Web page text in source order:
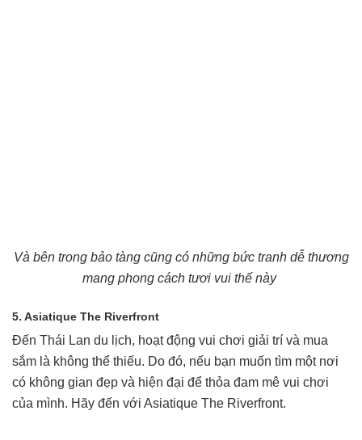
Và bên trong bảo tàng cũng có những bức tranh dễ thương
mang phong cách tươi vui thế này
5. Asiatique The Riverfront
Đến Thái Lan du lịch, hoạt động vui chơi giải trí và mua
sắm là không thể thiếu. Do đó, nếu bạn muốn tìm một nơi
có không gian đẹp và hiện đại để thỏa đam mê vui chơi
của mình. Hãy đến với Asiatique The Riverfront.